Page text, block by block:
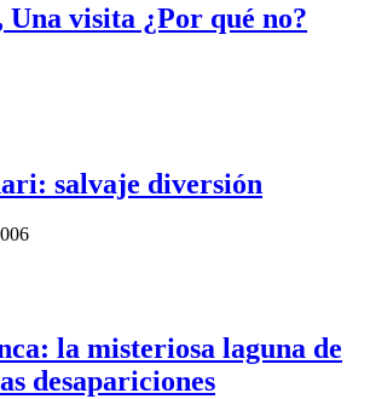
Una visita ¿Por qué no?
salvaje diversión
la misteriosa laguna de
desapariciones